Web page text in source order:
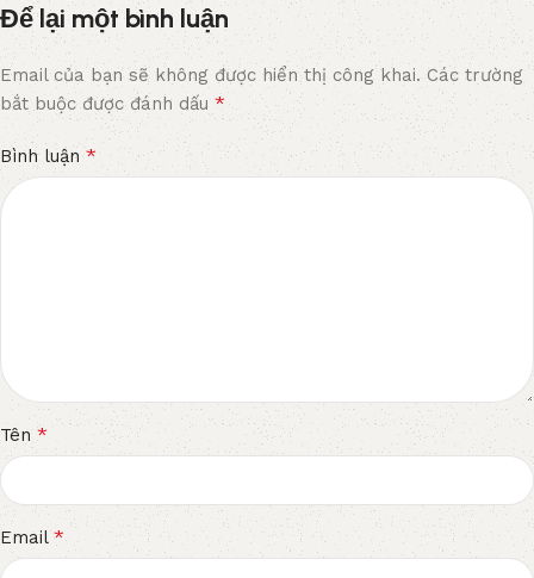
Để lại một bình luận
Email của bạn sẽ không được hiển thị công khai. Các trường
bắt buộc được đánh dấu *
Bình luận*
Tên*
Email*